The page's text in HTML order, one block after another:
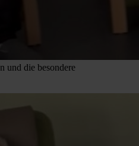
und die besondere